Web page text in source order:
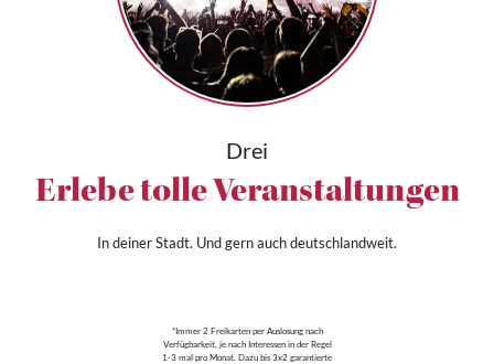
Drei
Erlebe tolle Veranstaltungen
In deiner Stadt. Und gern auch deutschlandweit.
*Immer 2 Freikarten per Auslosung nach
Verfügbarkeit, je nach Interessen in der Regel
1-3 mal pro Monat. Dazu bis 3x2 garantierte